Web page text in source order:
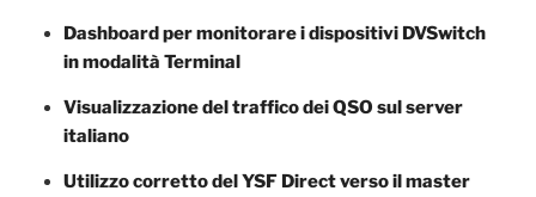
Dashboard per monitorare i dispositivi DVSwitch
in modalità Terminal
Visualizzazione del traffico dei QSO sul server
italiano
Utilizzo corretto del YSF Direct verso il master